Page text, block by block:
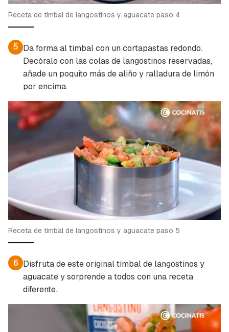
Receta de timbal de langostinos y aguacate paso 4
5 Da forma al timbal con un cortapastas redondo.
Decóralo con las colas de langostinos reservadas,
añade un poquito más de aliño y ralladura de limón
por encima.
Receta de timbal de langostinos y aguacate paso 5
6 Disfruta de este original timbal de langostinos y
aguacate y sorprende a todos con una receta
diferente.